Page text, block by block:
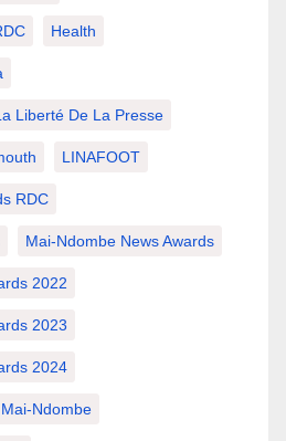
Health
Liberté De La Presse
LINAFOOT
RDC
Mai-Ndombe News Awards
2022
2023
2024
Ndombe